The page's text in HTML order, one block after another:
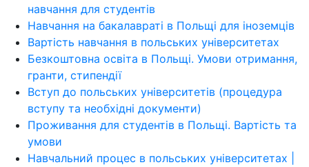
навчання для студентів
Навчання на бакалавраті в Польщі для іноземців
Вартість навчання в польських університетах
Безкоштовна освіта в Польщі. Умови отримання,
гранти, стипендії
Вступ до польських університетів (процедура
вступу та необхідні документи)
Проживання для студентів в Польщі. Вартість та
умови
Навчальний процес в польських університетах |